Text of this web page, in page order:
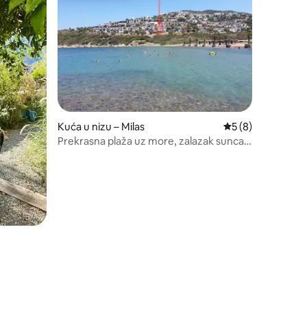
Kuća u nizu – Milas Prosječna
5 (8)
Prekrasna plaža uz more, zalazak sunca i